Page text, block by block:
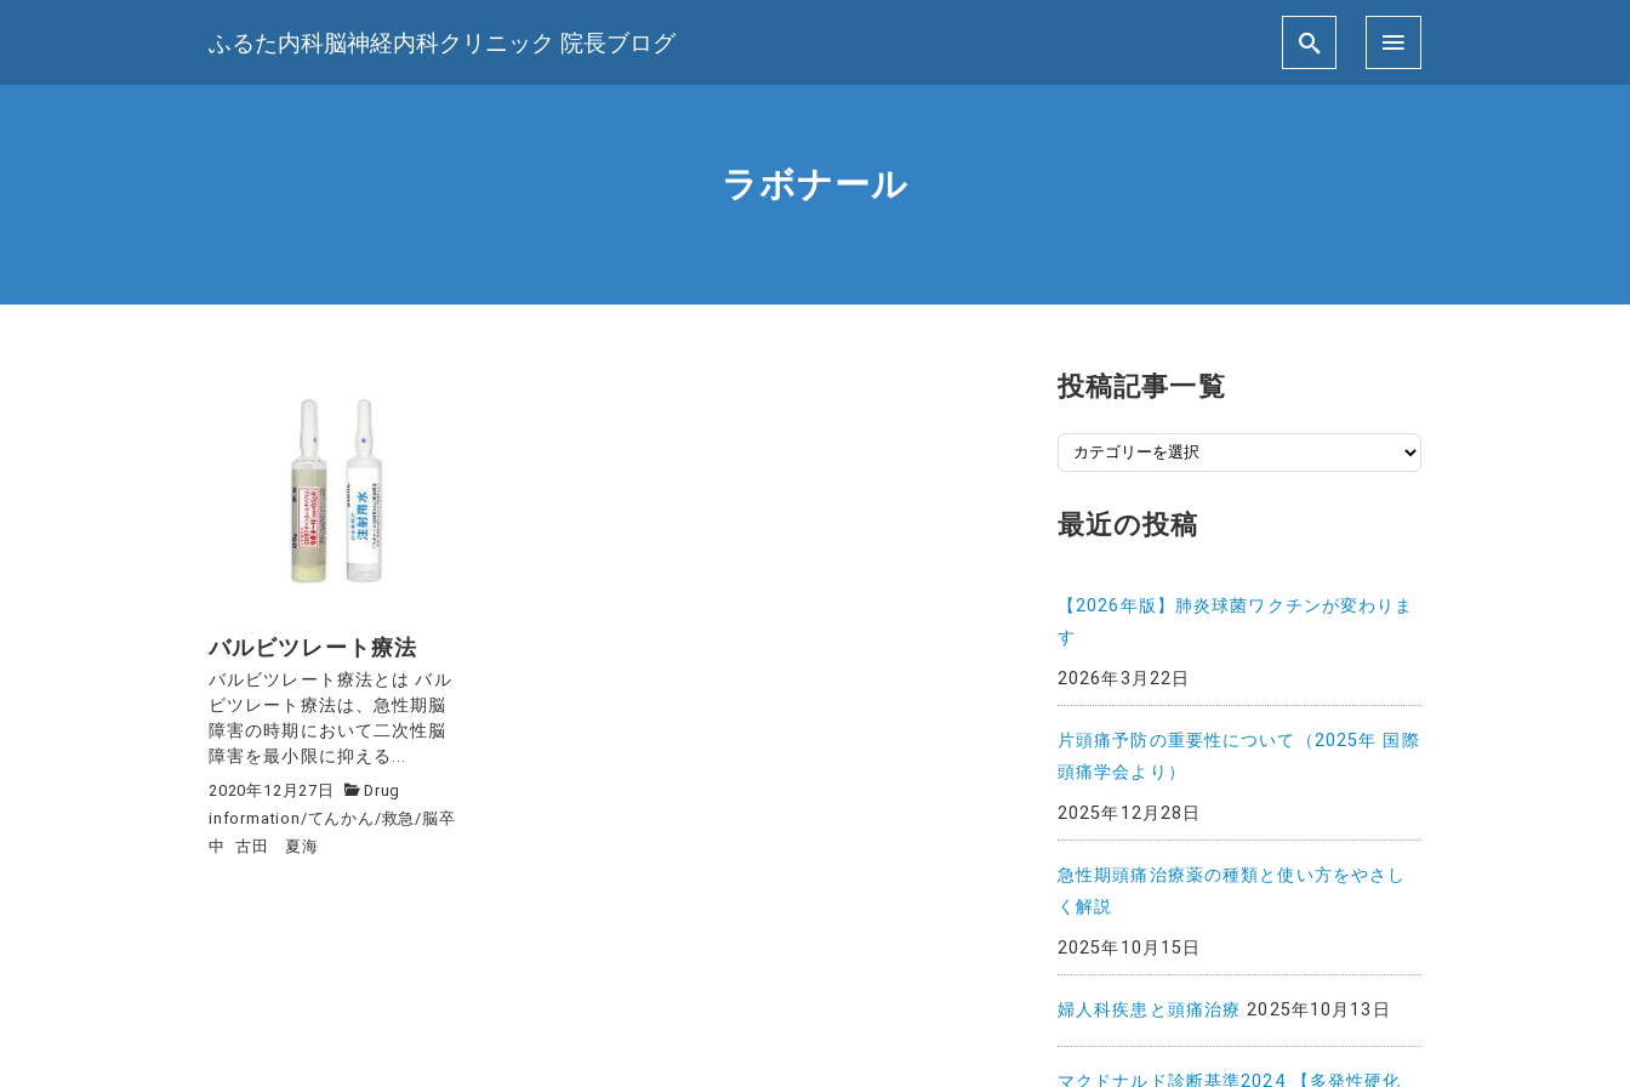
ふるた内科脳神経内科クリニック 院長ブログ
ラボナール
バルビツレート療法
バルビツレート療法とは バル
ビツレート療法は、急性期脳
障害の時期において二次性脳
障害を最小限に抑える...
2020年12月27日
Drug
information/てんかん/救急/脳卒
中
古田 夏海
投稿記事一覧
投
稿
記
事
覧
最近の投稿
【2026年版】肺炎球菌ワクチンが変わりま
す
2026年3月22日
片頭痛予防の重要性について（2025年 国際
頭痛学会より）
2025年12月28日
急性期頭痛治療薬の種類と使い方をやさし
く解説
2025年10月15日
婦人科疾患と頭痛治療 2025年10月13日
マクドナルド診断基準2024 【多発性硬化